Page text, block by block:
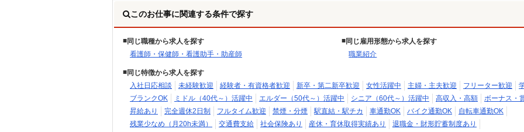
このお仕事に関連する条件で探す
同じ職種から求人を探す
看護師・保健師・看護助手・助産師
同じ雇用形態から求人を探す
職業紹介
同じ特徴から求人を探す
入社日応相談
未経験歓迎 経験者・有資格者歓迎 新卒・第二新卒歓迎 女性活躍中 主婦・主夫歓迎 フリーター歓迎
ブランクOK
ミドル（40代～）活躍中 エルダー（50代～）活躍中 シニア（60代～）活躍中 高収入・高額
ボーナス・
昇給あり
完全週休2日制 フルタイム歓迎 禁煙・分煙 駅直結・駅チカ 車通勤OK バイク通勤OK
自転車通勤OK
残業少なめ（月20h未満）
交通費支給 社会保険あり 産休・育休取得実績あり
退職金・財形貯蓄制度あり